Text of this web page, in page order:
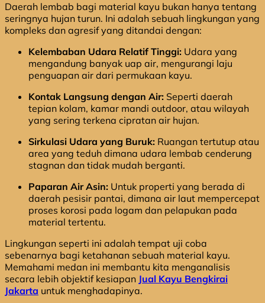
Daerah lembab bagi material kayu bukan hanya tentang
seringnya hujan turun. Ini adalah sebuah lingkungan yang
kompleks dan agresif yang ditandai dengan:
Kelembaban Udara Relatif Tinggi: Udara yang
mengandung banyak uap air, mengurangi laju
penguapan air dari permukaan kayu.
Kontak Langsung dengan Air: Seperti daerah
tepian kolam, kamar mandi outdoor, atau wilayah
yang sering terkena cipratan air hujan.
Sirkulasi Udara yang Buruk: Ruangan tertutup atau
area yang teduh dimana udara lembab cenderung
stagnan dan tidak mudah berganti.
Paparan Air Asin: Untuk properti yang berada di
daerah pesisir pantai, dimana air laut mempercepat
proses korosi pada logam dan pelapukan pada
material tertentu.
Lingkungan seperti ini adalah tempat uji coba
sebenarnya bagi ketahanan sebuah material kayu.
Memahami medan ini membantu kita menganalisis
secara lebih objektif kesiapan Jual Kayu Bengkirai
Jakarta untuk menghadapinya.